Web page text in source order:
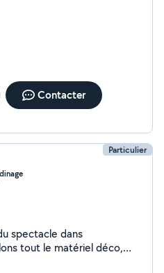
Contacter
Particulier
spectacle dans
tout le matériel déco,